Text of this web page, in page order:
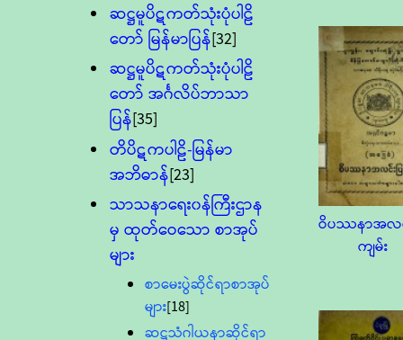
ဆဋ္ဌမူပိဋကတ်သုံးပုံပါဠိ
တော် မြန်မာပြန်[32]
ဆဋ္ဌမူပိဋကတ်သုံးပုံပါဠိ
တော် အင်္ဂလိပ်ဘာသာ
ပြန်[35]
တိပိဋကပါဠိ-မြန်မာ
အဘိဓာန်[23]
သာသနာရေး၀န်ကြီးဌာန
မှ ထုတ်ဝေသော စာအုပ်
များ
စာမေးပွဲဆိုင်ရာစာအုပ်
များ[18]
ဆဋ္ဌသံဂါယနာဆိုင်ရာ
ဝိပဿနာအလင်
ကျမ်း